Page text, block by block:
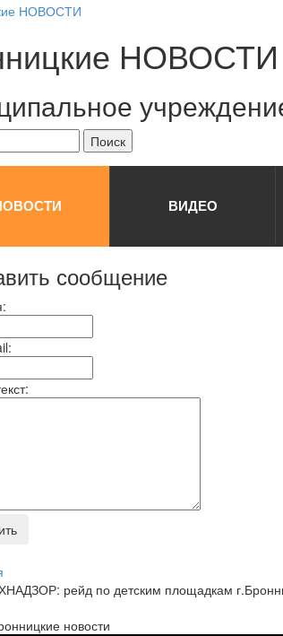
НОВОСТИ
ВИДЕО
сообщение
рейд по детским площадкам
новости